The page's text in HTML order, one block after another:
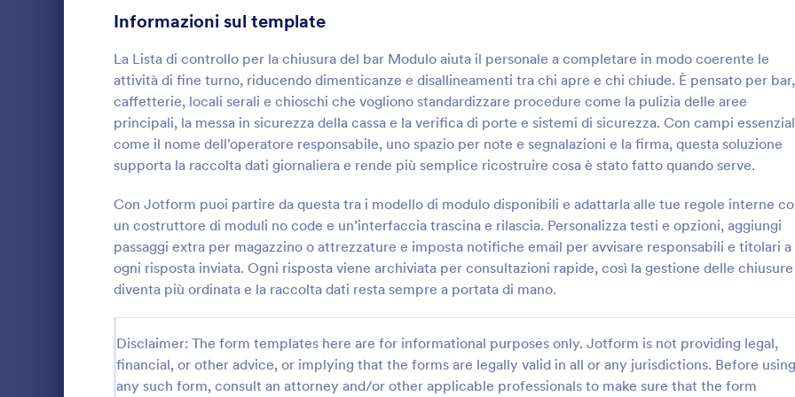
Informazioni sul template
La Lista di controllo per la chiusura del bar Modulo aiuta il personale a completare in modo coerente le
attività di fine turno, riducendo dimenticanze e disallineamenti tra chi apre e chi chiude. È pensato per bar,
caffetterie, locali serali e chioschi che vogliono standardizzare procedure come la pulizia delle aree
principali, la messa in sicurezza della cassa e la verifica di porte e sistemi di sicurezza. Con campi
come il nome dell’operatore responsabile, uno spazio per note e segnalazioni e la firma, questa soluzione
supporta la raccolta dati giornaliera e rende più semplice ricostruire cosa è stato fatto quando serve.
Con Jotform puoi partire da questa tra i modello di modulo disponibili e adattarla alle tue regole interne
un costruttore di moduli no code e un’interfaccia trascina e rilascia. Personalizza testi e opzioni, aggiungi
passaggi extra per magazzino o attrezzature e imposta notifiche email per avvisare responsabili e titolari a
ogni risposta inviata. Ogni risposta viene archiviata per consultazioni rapide, così la gestione delle chiusure
diventa più ordinata e la raccolta dati resta sempre a portata di mano.
Disclaimer: The form templates here are for informational purposes only. Jotform is not providing legal,
financial, or other advice, or implying that the forms are legally valid in all or any jurisdictions. Before using
any such form, consult an attorney and/or other applicable professionals to make sure that the form
Lista Di Controllo Qualità Form
correttive con il Modulo Checklist di
Controllo Qualità, ideale per reparti
produttivi e servizi che vogliono
standardizzare la raccolta dati e tracciare le
verifiche nel tempo.
Go to Category:
Moduli Liste di Controllo
:
manutenzione preventiva dei
con la Lista di controllo per la
manutenzione preventiva degli
climatizzazione, utile per tecnici
manager che gestiscono più sedi
Go to Category:
Moduli Liste di Controllo
Moduli di Iscrizione 55
Moduli Riassunto 5
Moduli di Approvazione 85
Moduli di Presenza
Revisione 47
Moduli di autorizzazione 117
Moduli per il Black Friday 4